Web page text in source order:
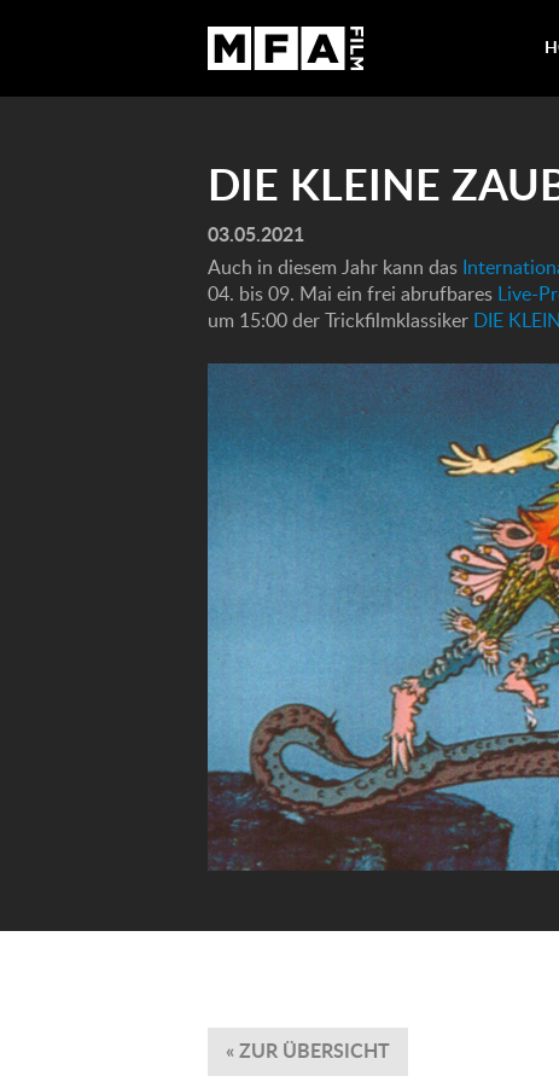
DIE KLEINE
03.05.2021
Auch in diesem Jahr kann das
04. bis 09. Mai ein frei abrufbares Live-
um 15:00 der Trickfilmklassiker DIE
« ZUR ÜBERSICHT